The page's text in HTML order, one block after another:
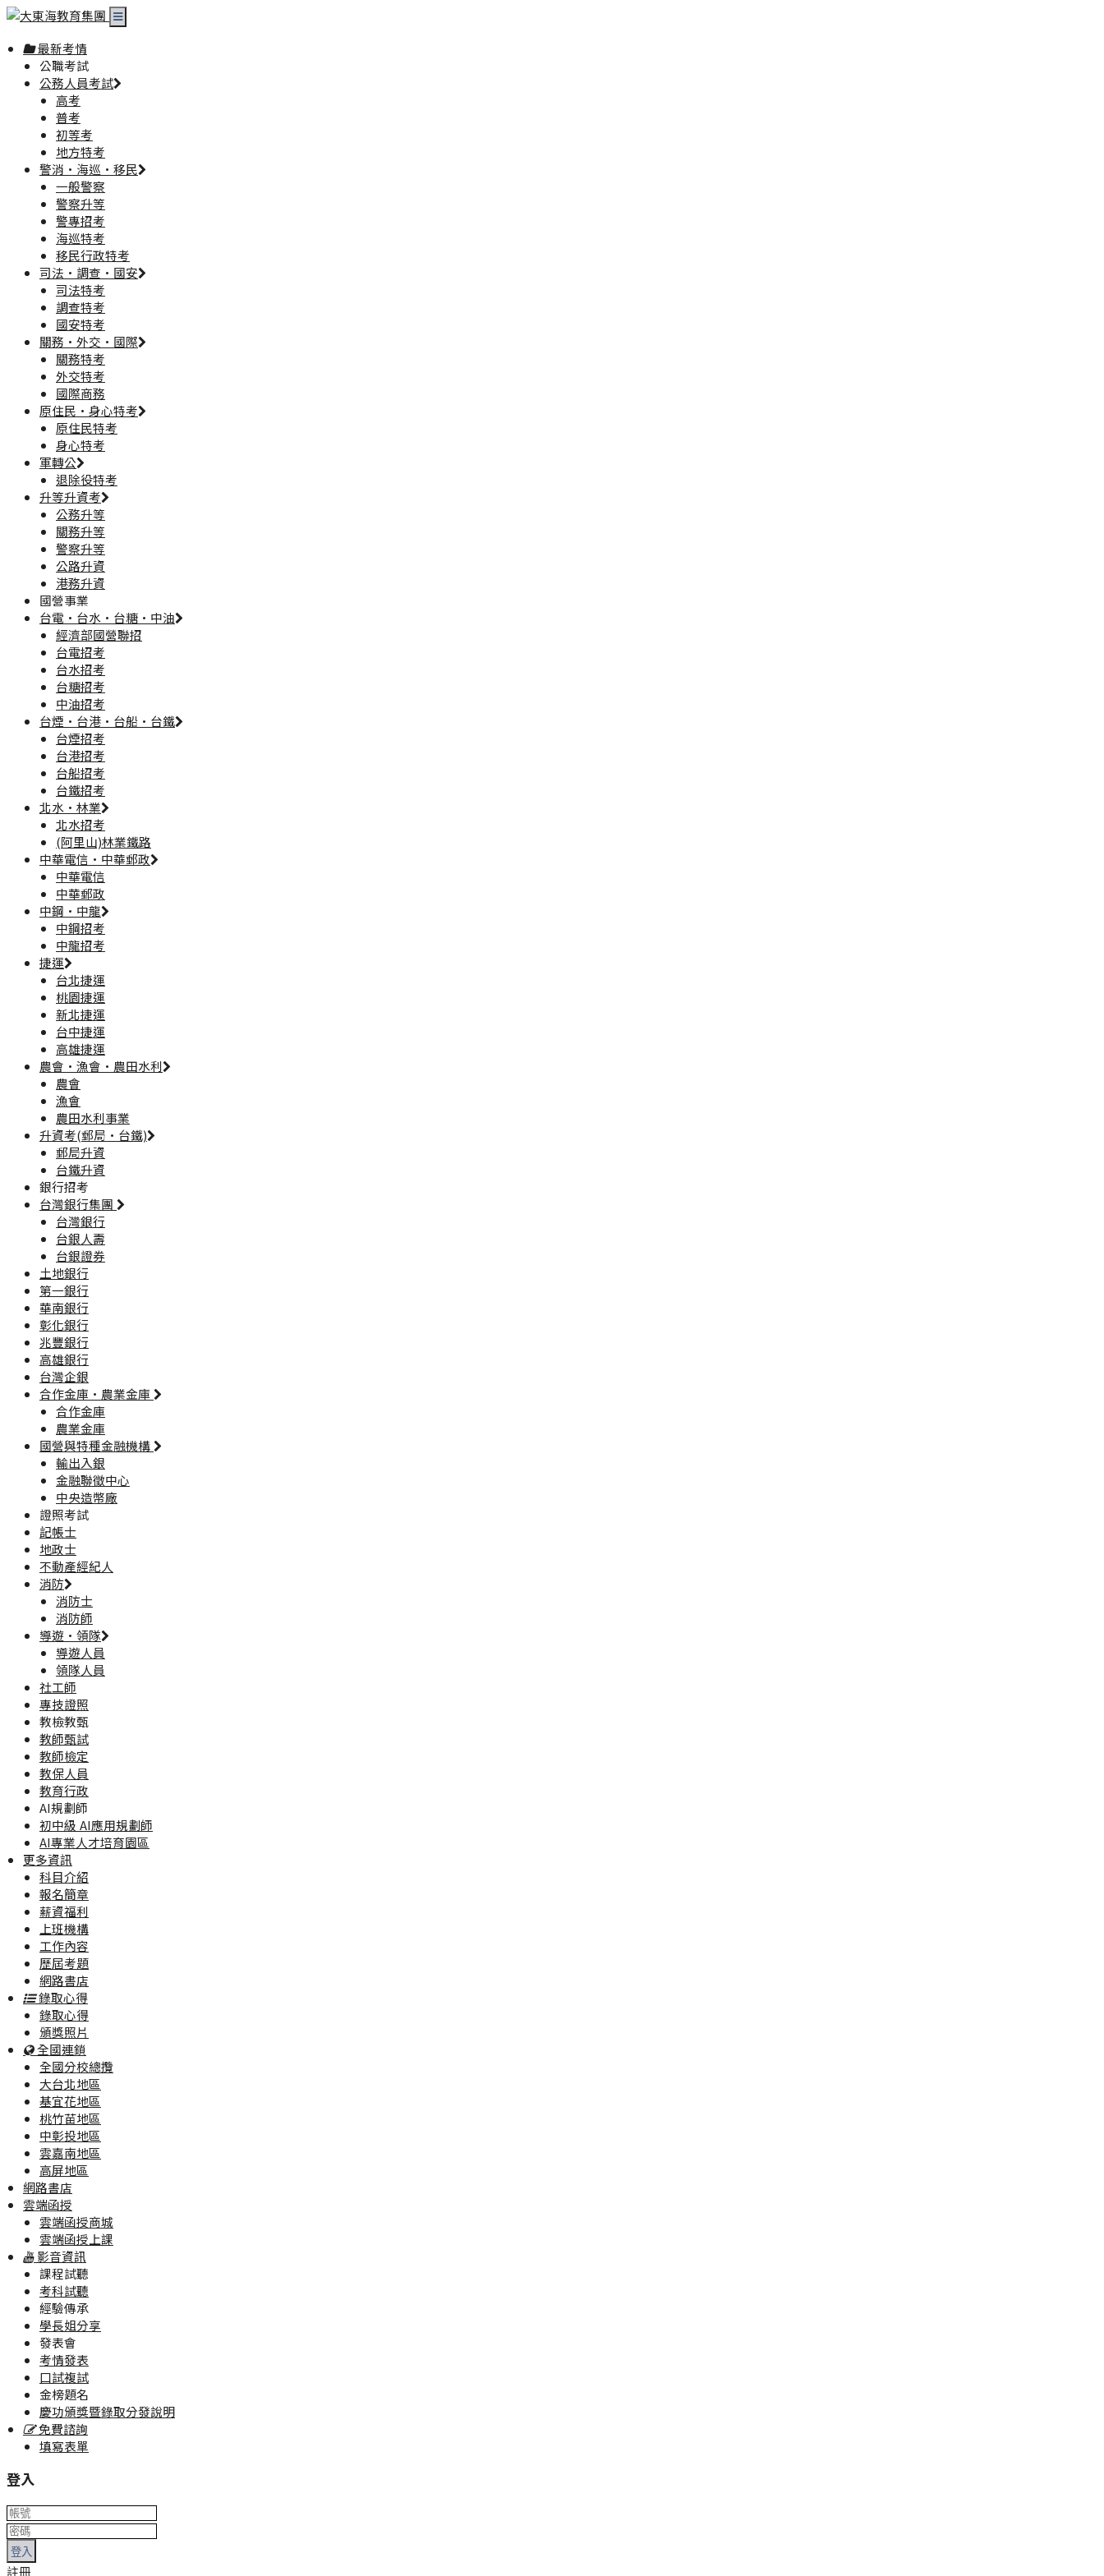
最新考情
公職考試
公務人員考試
高考
普考
初等考
地方特考
警消·海巡·移民
一般警察
警察升等
警專招考
海巡特考
移民行政特考
司法·調查·國安
司法特考
調查特考
國安特考
關務·外交·國際
關務特考
外交特考
國際商務
原住民·身心特考
原住民特考
身心特考
軍轉公
退除役特考
升等升資考
公務升等
關務升等
警察升等
公路升資
港務升資
國營事業
台電·台水·台糖·中油
經濟部國營聯招
台電招考
台水招考
台糖招考
中油招考
台煙·台港·台船·台鐵
台煙招考
台港招考
台船招考
台鐵招考
北水·林業
北水招考
(阿里山)林業鐵路
中華電信·中華郵政
中華電信
中華郵政
中鋼·中龍
中鋼招考
中龍招考
捷運
台北捷運
桃園捷運
新北捷運
台中捷運
高雄捷運
農會·漁會·農田水利
農會
漁會
農田水利事業
升資考(郵局·台鐵)
郵局升資
台鐵升資
銀行招考
台灣銀行集團
台灣銀行
台銀人壽
台銀證券
土地銀行
第一銀行
華南銀行
彰化銀行
兆豐銀行
高雄銀行
台灣企銀
合作金庫·農業金庫
合作金庫
農業金庫
國營與特種金融機構
輸出入銀
金融聯徵中心
中央造幣廠
證照考試
記帳士
地政士
不動產經紀人
消防
消防士
消防師
導遊·領隊
導遊人員
領隊人員
社工師
專技證照
教檢教甄
教師甄試
教師檢定
教保人員
教育行政
AI規劃師
初中級 AI應用規劃師
AI專業人才培育園區
更多資訊
科目介紹
報名簡章
薪資福利
上班機構
工作內容
歷屆考題
網路書店
錄取心得
錄取心得
頒獎照片
全國連鎖
全國分校總攬
大台北地區
基宜花地區
桃竹苗地區
中彰投地區
雲嘉南地區
高屏地區
網路書店
雲端函授
雲端函授商城
雲端函授上課
影音資訊
課程試聽
考科試聽
經驗傳承
學長姐分享
發表會
考情發表
口試複試
金榜題名
慶功頒獎暨錄取分發說明
免費諮詢
填寫表單
登入
登入
註冊